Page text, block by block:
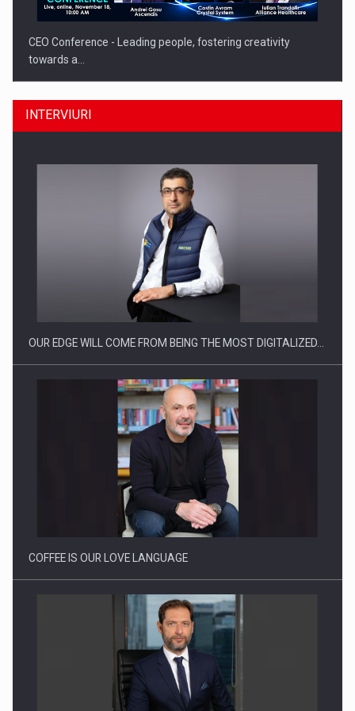
CEO Conference - Leading people, fostering creativity
towards a…
CEO Conference - Shaping The Future - Technology and…
Webinar - Business Evolution-RETHINK STRATEGY-Finantare
Investitii Digitalizare
INTERVIURI
OUR EDGE WILL COME FROM BEING THE MOST DIGITALIZED…
COFFEE IS OUR LOVE LANGUAGE